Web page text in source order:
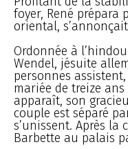
foyer, René
oriental,
Ordonnée à
Wendel, jésuite
personnes
mariée de treize
apparaît, son
couple est séparé
s’unissent. Après la
Barbette au palais